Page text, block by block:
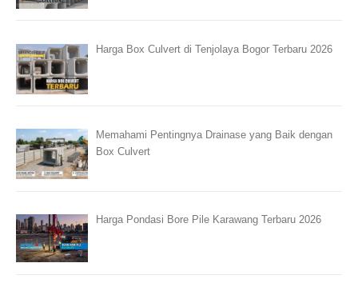
Harga Box Culvert di Tenjolaya Bogor Terbaru 2026
Memahami Pentingnya Drainase yang Baik dengan
Box Culvert
Harga Pondasi Bore Pile Karawang Terbaru 2026